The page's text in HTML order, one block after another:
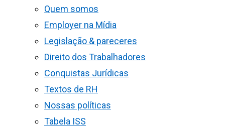
Quem somos
Employer na Mídia
Legislação & pareceres
Direito dos Trabalhadores
Conquistas Jurídicas
Textos de RH
Nossas políticas
Tabela ISS